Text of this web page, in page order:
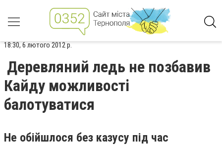
18:30, 6 лютого 2012 р.
Деревляний ледь не позбавив
Кайду можливості
балотуватися
Не обійшлося без казусу під час